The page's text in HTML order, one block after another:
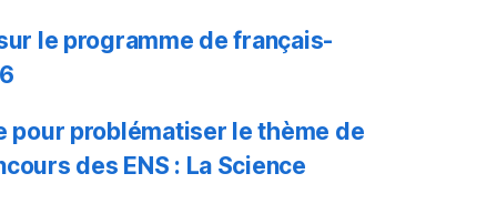
le programme de français-
pour problématiser le thème de
des ENS : La Science